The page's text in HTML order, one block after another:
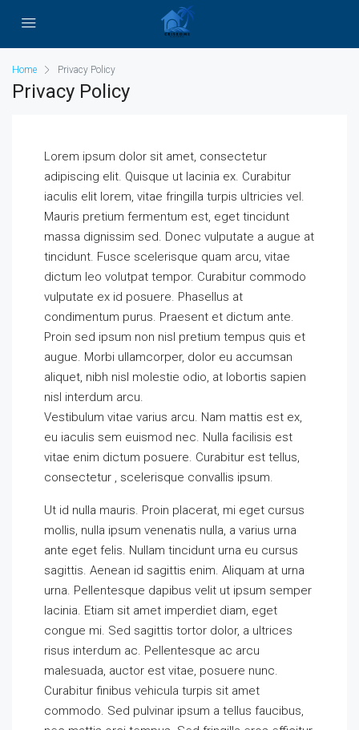
Home Privacy Policy
Privacy Policy
Lorem ipsum dolor sit amet, consectetur
adipiscing elit. Quisque ut lacinia ex. Curabitur
iaculis elit lorem, vitae fringilla turpis ultricies vel.
Mauris pretium fermentum est, eget tincidunt
massa dignissim sed. Donec vulputate a augue at
tincidunt. Fusce scelerisque quam arcu, vitae
dictum leo volutpat tempor. Curabitur commodo
vulputate ex id posuere. Phasellus at
condimentum purus. Praesent et dictum ante.
Proin sed ipsum non nisl pretium tempus quis et
augue. Morbi ullamcorper, dolor eu accumsan
aliquet, nibh nisl molestie odio, at lobortis sapien
nisl interdum arcu.
Vestibulum vitae varius arcu. Nam mattis est ex,
eu iaculis sem euismod nec. Nulla facilisis est
vitae enim dictum posuere. Curabitur est tellus,
consectetur , scelerisque convallis ipsum.
Ut id nulla mauris. Proin placerat, mi eget cursus
mollis, nulla ipsum venenatis nulla, a varius urna
ante eget felis. Nullam tincidunt urna eu cursus
sagittis. Aenean id sagittis enim. Aliquam at urna
urna. Pellentesque dapibus velit ut ipsum semper
lacinia. Etiam sit amet imperdiet diam, eget
congue mi. Sed sagittis tortor dolor, a ultrices
risus interdum ac. Pellentesque ac arcu
malesuada, auctor est vitae, posuere nunc.
Curabitur finibus vehicula turpis sit amet
commodo. Sed pulvinar ipsum a tellus faucibus,